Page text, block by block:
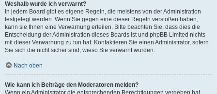
Weshalb wurde ich verwarnt?
In jedem Board gibt es eigene Regeln, die meistens von der Administration
festgelegt werden. Wenn Sie gegen eine dieser Regeln verstoßen haben,
kann sie Ihnen eine Verwarnung erteilen. Bitte beachten Sie, dass dies die
Entscheidung der Administration dieses Boards ist und phpBB Limited nichts
mit dieser Verwarnung zu tun hat. Kontaktieren Sie einen Administrator, sofern
Sie sich die nicht sicher sind, wieso Sie verwarnt wurden.
Nach oben
Wie kann ich Beiträge den Moderatoren melden?
Wenn ein Administrator die entsprechenden Berechtigungen vergeben hat,